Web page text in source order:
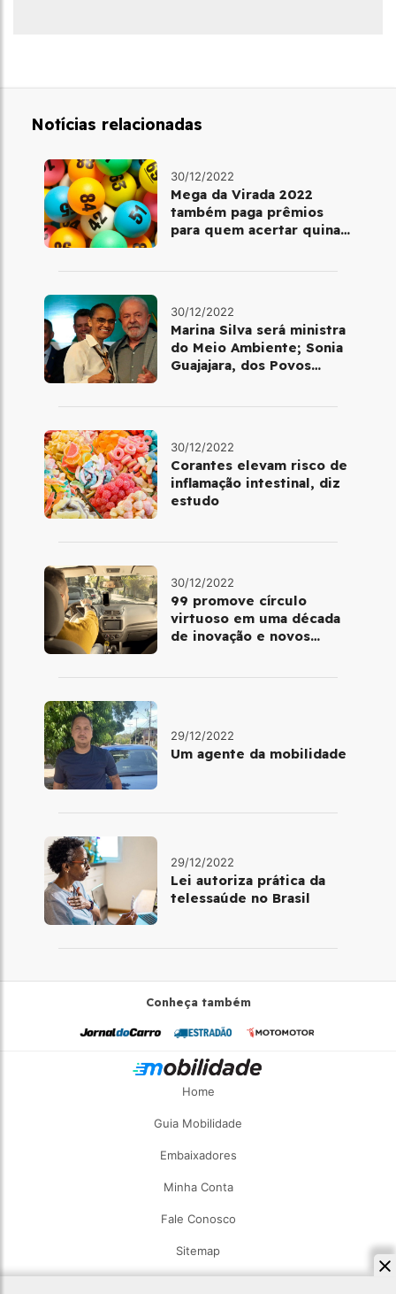
Notícias relacionadas
30/12/2022
Mega da Virada 2022
também paga prêmios
para quem acertar quina
30/12/2022
Marina Silva será ministra
do Meio Ambiente; Sonia
Guajajara, dos Povos
30/12/2022
Corantes elevam risco de
inflamação intestinal, diz
estudo
30/12/2022
99 promove círculo
virtuoso em uma década
de inovação e novos
29/12/2022
Um agente da mobilidade
29/12/2022
Lei autoriza prática da
telessaúde no Brasil
Conheça também
Home
Guia Mobilidade
Embaixadores
Minha Conta
Fale Conosco
Sitemap